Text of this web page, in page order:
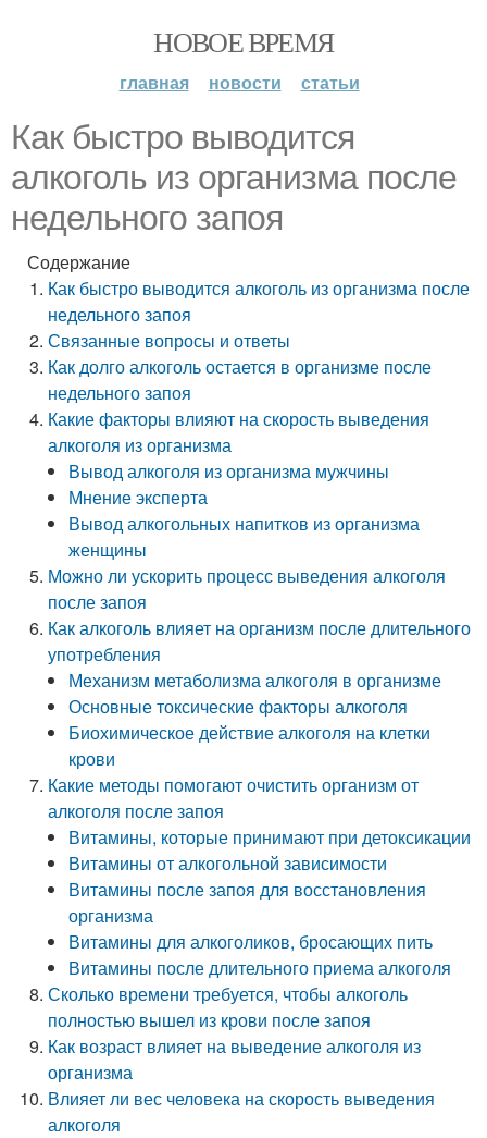
НОВОЕ ВРЕМЯ
главная новости статьи
Как быстро выводится
алкоголь из организма после
недельного запоя
Содержание
Как быстро выводится алкоголь из организма после
недельного запоя
Связанные вопросы и ответы
Как долго алкоголь остается в организме после
недельного запоя
Какие факторы влияют на скорость выведения
алкоголя из организма
Вывод алкоголя из организма мужчины
Мнение эксперта
Вывод алкогольных напитков из организма
женщины
Можно ли ускорить процесс выведения алкоголя
после запоя
Как алкоголь влияет на организм после длительного
употребления
Механизм метаболизма алкоголя в организме
Основные токсические факторы алкоголя
Биохимическое действие алкоголя на клетки
крови
Какие методы помогают очистить организм от
алкоголя после запоя
Витамины, которые принимают при детоксикации
Витамины от алкогольной зависимости
Витамины после запоя для восстановления
организма
Витамины для алкоголиков, бросающих пить
Витамины после длительного приема алкоголя
Сколько времени требуется, чтобы алкоголь
полностью вышел из крови после запоя
Как возраст влияет на выведение алкоголя из
организма
Влияет ли вес человека на скорость выведения
алкоголя